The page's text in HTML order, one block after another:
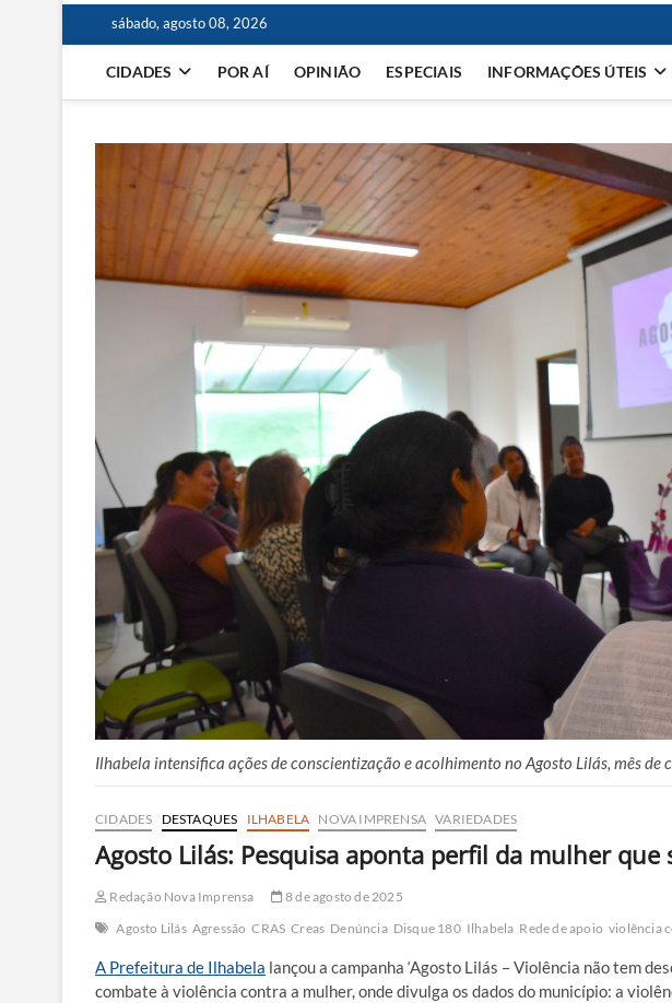
sábado, agosto 08, 2026
CIDADES POR AÍ OPINIÃO ESPECIAIS INFORMAÇÕES ÚTEIS
Ilhabela intensifica ações de conscientização e acolhimento no Agosto Lilás, mês
CIDADES DESTAQUES ILHABELA NOVA IMPRENSA VARIEDADES
Agosto Lilás: Pesquisa aponta perfil da mulher
Redação Nova Imprensa
8 de agosto de 2025
Agosto Lilás Agressão CRAS Creas Denúncia Disque 180 Ilhabela Rede de apoio violência
A Prefeitura de Ilhabela lançou a campanha ‘Agosto Lilás – Violência não tem
combate à violência contra a mulher, onde divulga os dados do município: a